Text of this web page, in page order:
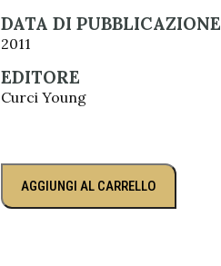
DATA DI PUBBLICAZIONE
2011
EDITORE
Curci Young
AGGIUNGI AL CARRELLO